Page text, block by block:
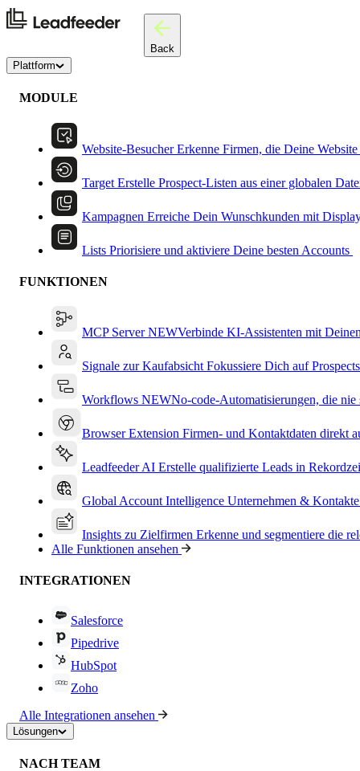
Back
Plattform
MODULE
Website-BesucherErkenne Firmen, die Deine Website
Target Erstelle Prospect-Listen aus einer globalen
Kampagnen Erreiche Dein Wunschkunden mit
Lists Priorisiere und aktiviere Deine besten Accounts
FUNKTIONEN
MCP ServerNEWVerbinde KI-Assistenten mit
Signale zur Kaufabsicht Fokussiere Dich auf
Workflows NEWNo-code-Automatisierungen, die nie
Browser Extension Firmen- und Kontaktdaten direkt
Leadfeeder AI Erstelle qualifizierte Leads in
Global Account Intelligence Unternehmen &
Insights zu Zielfirmen Erkenne und segmentiere die
Alle Funktionen ansehen
INTEGRATIONEN
Salesforce
Pipedrive
HubSpot
Zoho
Alle Integrationen ansehen
Lösungen
NACH TEAM